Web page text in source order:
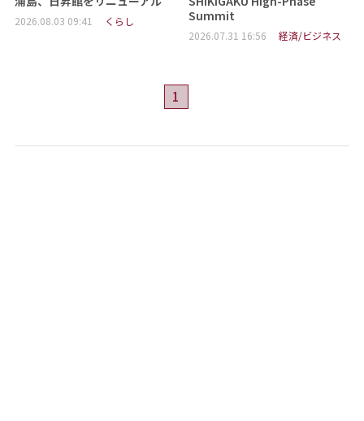
2026.08.03 09:41 くらし
Summit
2026.07.31 16:56 経済/ビジネス
1